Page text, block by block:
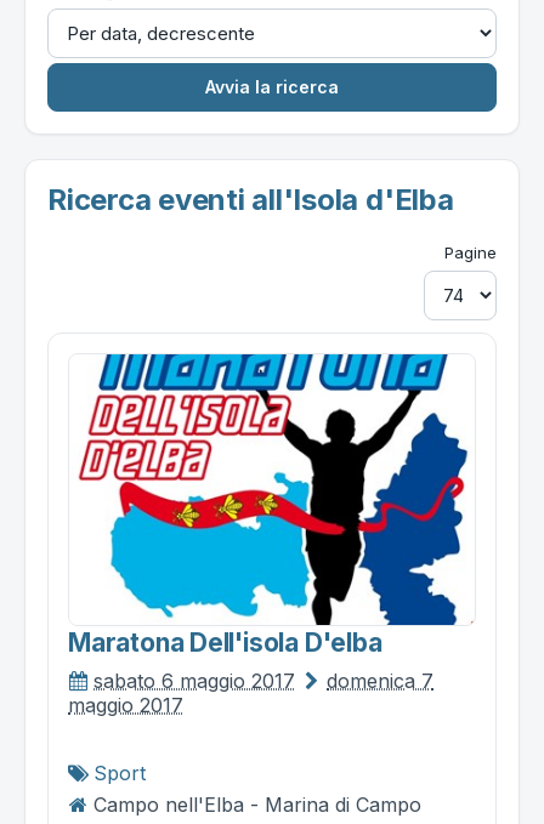
Ricerca eventi all'Isola d'Elba
Pagine
Maratona Dell'isola D'elba
sabato 6 maggio 2017
domenica 7
maggio 2017
Sport
Campo nell'Elba - Marina di Campo